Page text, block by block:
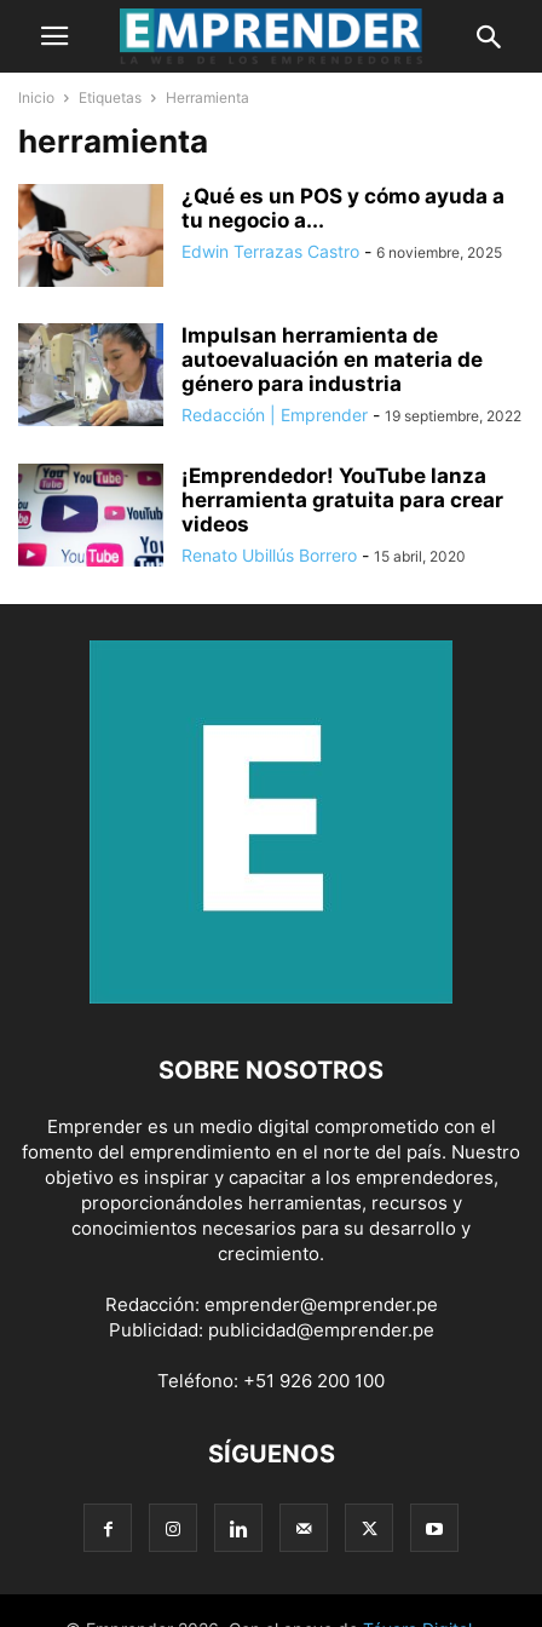
Inicio Etiquetas Herramienta
herramienta
¿Qué es un POS y cómo ayuda a
tu negocio a...
Edwin Terrazas Castro - 6 noviembre, 2025
Impulsan herramienta de
autoevaluación en materia de
género para industria
Redacción | Emprender - 19 septiembre, 2022
¡Emprendedor! YouTube lanza
herramienta gratuita para crear
videos
Renato Ubillús Borrero - 15 abril, 2020
SOBRE NOSOTROS
Emprender es un medio digital comprometido con el
fomento del emprendimiento en el norte del país. Nuestro
objetivo es inspirar y capacitar a los emprendedores,
proporcionándoles herramientas, recursos y
conocimientos necesarios para su desarrollo y
crecimiento.
Redacción: emprender@emprender.pe
Publicidad: publicidad@emprender.pe
Teléfono: +51 926 200 100
SÍGUENOS